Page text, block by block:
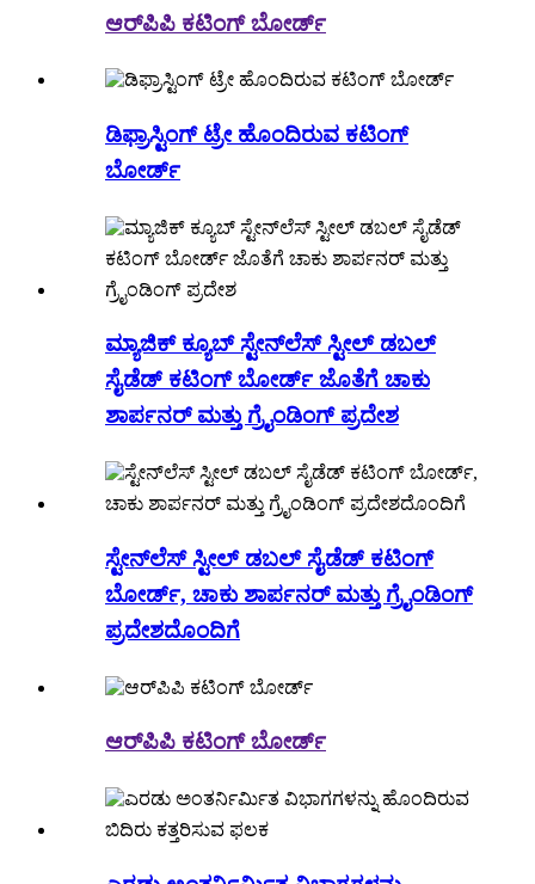
ಆರ್‌ಪಿಪಿ ಕಟಿಂಗ್ ಬೋರ್ಡ್
ಡಿಫ್ರಾಸ್ಟಿಂಗ್ ಟ್ರೇ ಹೊಂದಿರುವ ಕಟಿಂಗ್
ಬೋರ್ಡ್
ಮ್ಯಾಜಿಕ್ ಕ್ಯೂಬ್ ಸ್ಟೇನ್‌ಲೆಸ್ ಸ್ಟೀಲ್ ಡಬಲ್
ಸೈಡೆಡ್ ಕಟಿಂಗ್ ಬೋರ್ಡ್ ಜೊತೆಗೆ ಚಾಕು
ಶಾರ್ಪನರ್ ಮತ್ತು ಗ್ರೈಂಡಿಂಗ್ ಪ್ರದೇಶ
ಸ್ಟೇನ್‌ಲೆಸ್ ಸ್ಟೀಲ್ ಡಬಲ್ ಸೈಡೆಡ್ ಕಟಿಂಗ್
ಬೋರ್ಡ್, ಚಾಕು ಶಾರ್ಪನರ್ ಮತ್ತು ಗ್ರೈಂಡಿಂಗ್
ಪ್ರದೇಶದೊಂದಿಗೆ
ಆರ್‌ಪಿಪಿ ಕಟಿಂಗ್ ಬೋರ್ಡ್